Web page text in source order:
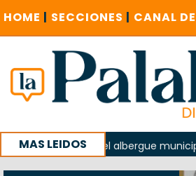
HOME | SECCIONES | CANAL
MAS LEIDOS
del albergue municipal de
con un encuentro provincial en Roca